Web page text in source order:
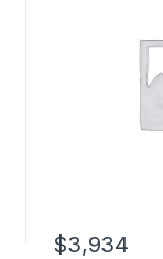
$3,934